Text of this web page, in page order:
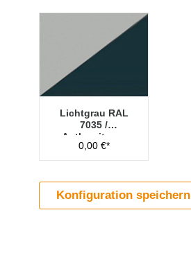
Lichtgrau RAL
7035 /
Anthrazitgrau
RAL 7016
0,00 €*
Konfiguration speichern